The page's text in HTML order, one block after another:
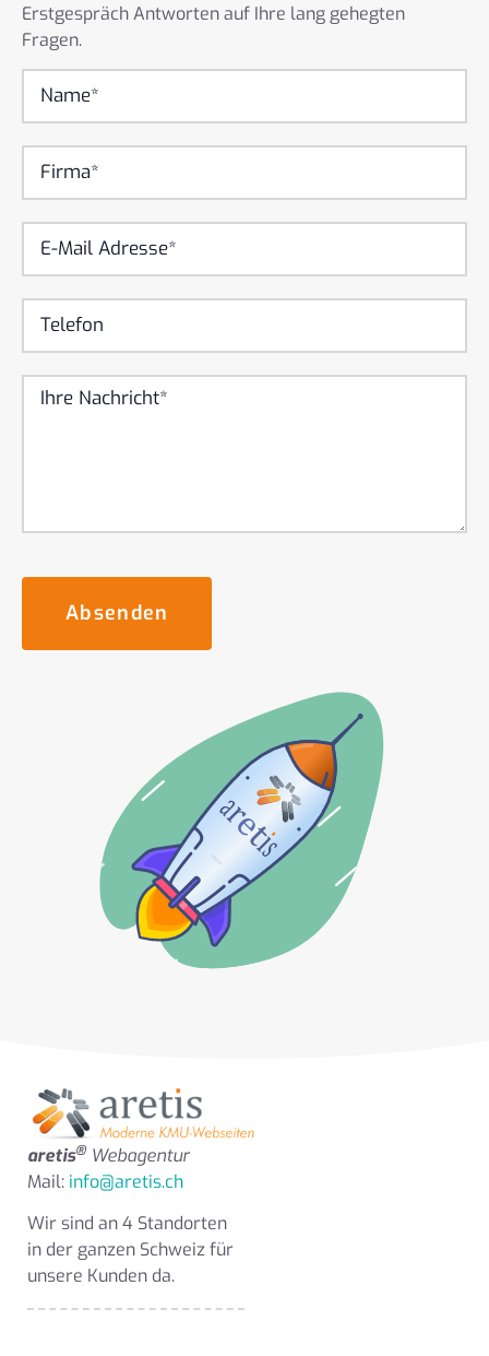
Erstgespräch Antworten auf Ihre lang gehegten
Fragen.
Absenden
aretis® Webagentur
Mail: info@aretis.ch
Wir sind an 4 Standorten
in der ganzen Schweiz für
unsere Kunden da.